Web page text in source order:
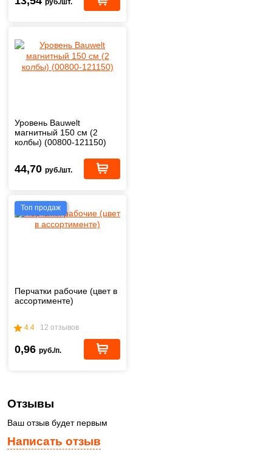
руб./шт.
Уровень Bauwelt
магнитный 150 см (2
колбы) (00800-121150)
44,70 руб./шт.
Топ продаж
Перчатки рабочие (цвет в
ассортименте)
4.4 12 отзывов
0,96 руб./п.
Написать отзыв
Отзывы
Ваш отзыв будет первым